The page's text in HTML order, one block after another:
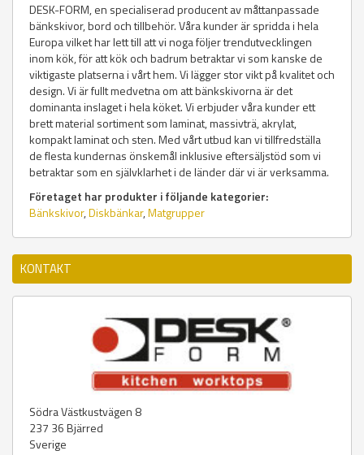
DESK-FORM, en specialiserad producent av måttanpassade
bänkskivor, bord och tillbehör. Våra kunder är spridda i hela
Europa vilket har lett till att vi noga följer trendutvecklingen
inom kök, för att kök och badrum betraktar vi som kanske de
viktigaste platserna i vårt hem. Vi lägger stor vikt på kvalitet och
design. Vi är fullt medvetna om att bänkskivorna är det
dominanta inslaget i hela köket. Vi erbjuder våra kunder ett
brett material sortiment som laminat, massivträ, akrylat,
kompakt laminat och sten. Med vårt utbud kan vi tillfredställa
de flesta kundernas önskemål inklusive eftersäljstöd som vi
betraktar som en självklarhet i de länder där vi är verksamma.
Företaget har produkter i följande kategorier:
Bänkskivor,Diskbänkar,Matgrupper
KONTAKT
Södra Västkustvägen 8
237 36Bjärred
Sverige